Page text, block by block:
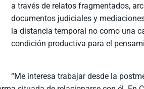
a través de relatos fragmentados,
documentos judiciales y
la distancia temporal no como una
condición productiva para el
“Me interesa trabajar desde la